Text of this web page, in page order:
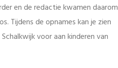
en de redactie kwamen daarom
Tijdens de opnames kan je zien
voor aan kinderen van